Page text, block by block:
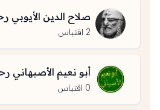
صلاح الدين الأيوبي
2 اقتباس
أبو نعيم الأصبهاني
0 اقتباس